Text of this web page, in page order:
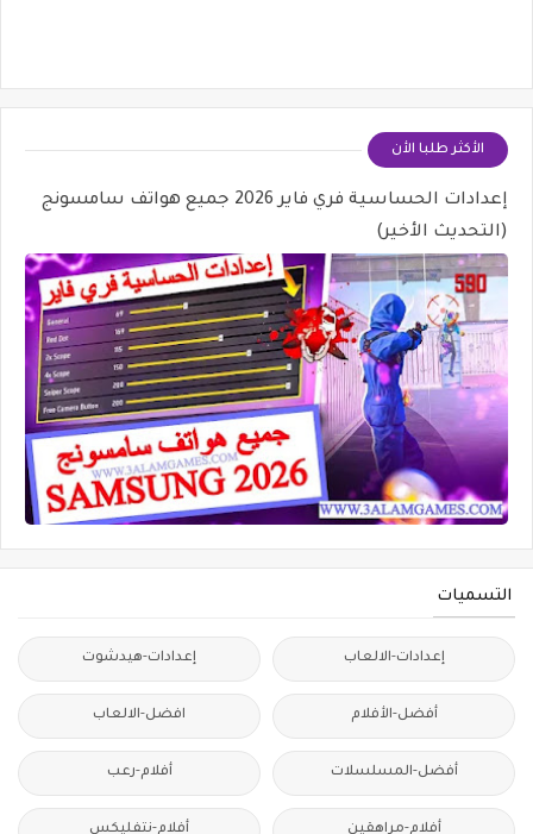
الأكثر طلبا الأن
إعدادات الحساسية فري فاير 2026 جميع هواتف سامسونج
(التحديث الأخير)
التسميات
إعدادات-الالعاب إعدادات-هيدشوت
أفضل-الأفلام افضل-الالعاب
أفضل-المسلسلات أفلام-رعب
أفلام-مراهقين أفلام-نتفليكس